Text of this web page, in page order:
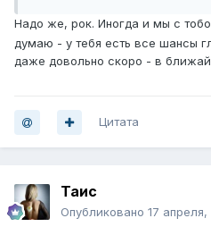
Надо же, рок. Иногда и мы с
думаю - у тебя есть все шансы
даже довольно скоро - в
Цитата
Таис
Опубликовано 17 апреля,